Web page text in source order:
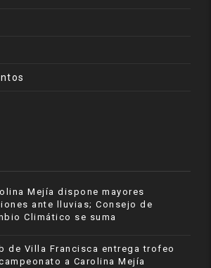
Mejía dispone mayores
ante lluvias; Consejo de
Climático se suma
de Villa Francisca entrega trofeo
a Carolina Mejía